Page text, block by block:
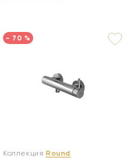
- 70 %
Коллекция Round